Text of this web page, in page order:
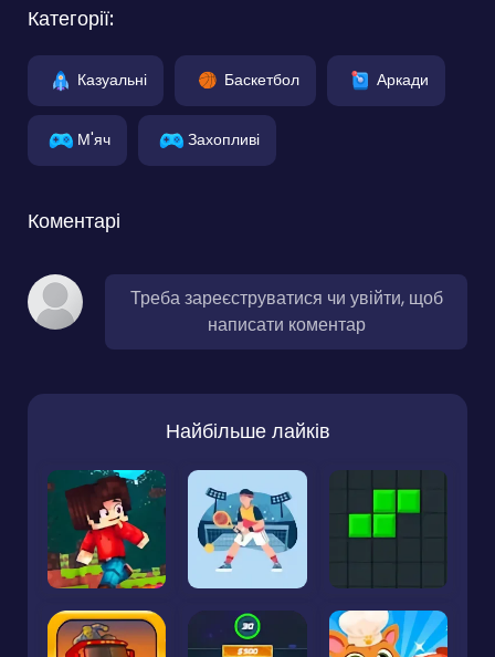
Категорії:
Казуальні Баскетбол Аркади
М'яч Захопливі
Коментарі
Треба зареєструватися чи увійти, щоб
написати коментар
Найбільше лайків